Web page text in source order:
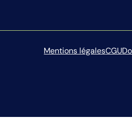
Mentions légalesCGU